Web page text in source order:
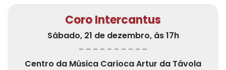
Coro Intercantus
Sábado, 21 de dezembro, às 17h
– – – – – – – – – –
Centro da Música Carioca Artur da Távola